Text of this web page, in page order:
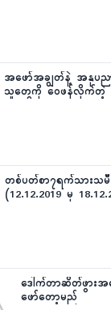
အဖော်အချွတ်နဲ့ အနုပညာ
သူတွေကို ဝေဖန်လိုက်တဲ့ သ
တစ်ပတ်စာ၇ရက်သားသမီ
(12.12.2019 မှ
ဒေါက်တာဆိတ်ဖွားအ
ဖော်တော့မည်